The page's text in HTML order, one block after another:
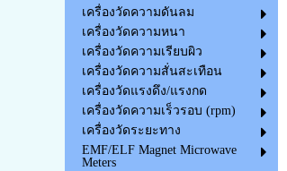
เครื่องวัดความดันลม
เครื่องวัดความหนา
เครื่องวัดความเรียบผิว
เครื่องวัดความสั่นสะเทือน
เครื่องวัดแรงดึง/แรงกด
เครื่องวัดความเร็วรอบ (rpm)
เครื่องวัดระยะทาง
EMF/ELF Magnet Microwave
Meters